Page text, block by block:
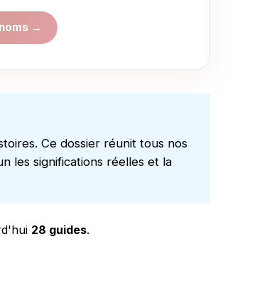
→
Ce dossier réunit tous nos
les significations réelles et la
28 guides.